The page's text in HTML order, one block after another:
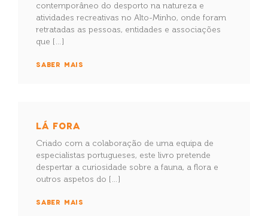
contemporâneo do desporto na natureza e
atividades recreativas no Alto-Minho, onde foram
retratadas as pessoas, entidades e associações
que […]
SABER MAIS
LÁ FORA
Criado com a colaboração de uma equipa de
especialistas portugueses, este livro pretende
despertar a curiosidade sobre a fauna, a flora e
outros aspetos do […]
SABER MAIS